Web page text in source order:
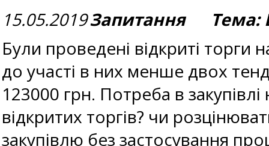
15.05.2019Запитання Тема:
Були проведені відкриті
до участі в них менше двох
123000 грн. Потреба в
відкритих торгів? чи
закупівлю без застосування